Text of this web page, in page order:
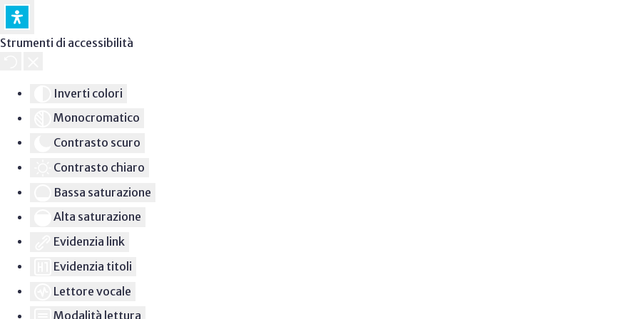
Strumenti di accessibilità
Inverti colori
Monocromatico
Contrasto scuro
Contrasto chiaro
Bassa saturazione
Alta saturazione
Evidenzia link
Evidenzia titoli
Lettore vocale
Modalità lettura